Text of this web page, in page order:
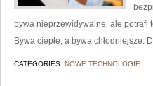
bywa nieprzewidywalne, ale potrafi
Bywa ciepłe, a bywa chłodniejsze.
CATEGORIES: NOWE TECHNOLOGIE